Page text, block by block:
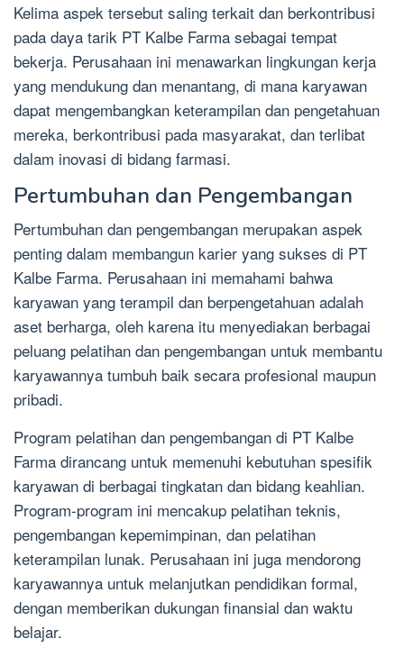
Kelima aspek tersebut saling terkait dan berkontribusi
pada daya tarik PT Kalbe Farma sebagai tempat
bekerja. Perusahaan ini menawarkan lingkungan kerja
yang mendukung dan menantang, di mana karyawan
dapat mengembangkan keterampilan dan pengetahuan
mereka, berkontribusi pada masyarakat, dan terlibat
dalam inovasi di bidang farmasi.
Pertumbuhan dan Pengembangan
Pertumbuhan dan pengembangan merupakan aspek
penting dalam membangun karier yang sukses di PT
Kalbe Farma. Perusahaan ini memahami bahwa
karyawan yang terampil dan berpengetahuan adalah
aset berharga, oleh karena itu menyediakan berbagai
peluang pelatihan dan pengembangan untuk membantu
karyawannya tumbuh baik secara profesional maupun
pribadi.
Program pelatihan dan pengembangan di PT Kalbe
Farma dirancang untuk memenuhi kebutuhan spesifik
karyawan di berbagai tingkatan dan bidang keahlian.
Program-program ini mencakup pelatihan teknis,
pengembangan kepemimpinan, dan pelatihan
keterampilan lunak. Perusahaan ini juga mendorong
karyawannya untuk melanjutkan pendidikan formal,
dengan memberikan dukungan finansial dan waktu
belajar.